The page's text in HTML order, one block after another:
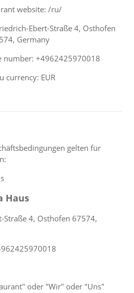
website: /ru/
Ebert-Straße 4, Osthofen
Germany
number: +4962425970018
currency: EUR
gelten für
Haus
Straße 4, Osthofen 67574,
oder "Wir" oder "Uns"